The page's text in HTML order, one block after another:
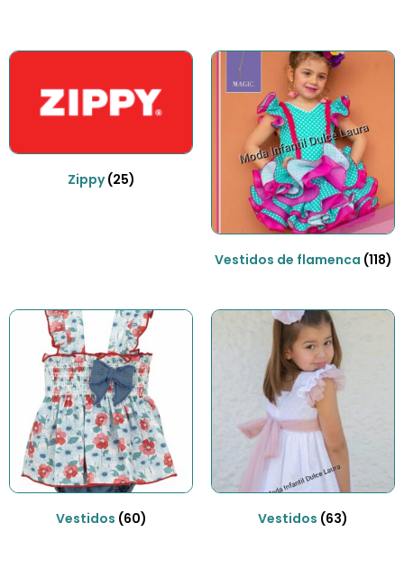
Zippy(25)
Vestidos de flamenca (118)
Vestidos (60) Vestidos (63)